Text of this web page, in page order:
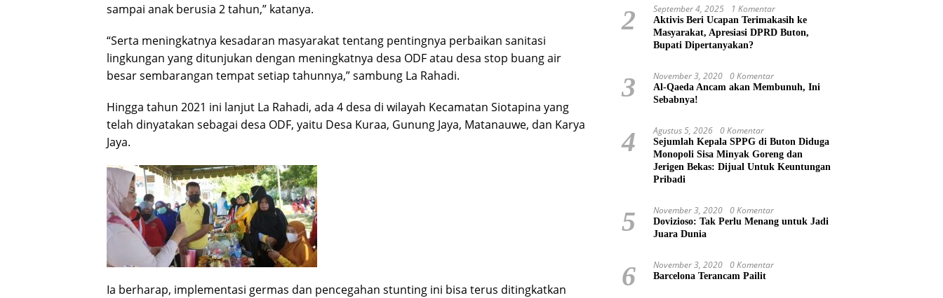
sampai anak berusia 2 tahun,” katanya.
“Serta meningkatnya kesadaran masyarakat tentang pentingnya perbaikan sanitasi
lingkungan yang ditunjukan dengan meningkatnya desa ODF atau desa stop buang air
besar sembarangan tempat setiap tahunnya,” sambung La Rahadi.
Hingga tahun 2021 ini lanjut La Rahadi, ada 4 desa di wilayah Kecamatan Siotapina yang
telah dinyatakan sebagai desa ODF, yaitu Desa Kuraa, Gunung Jaya, Matanauwe, dan Karya
Jaya.
Ia berharap, implementasi germas dan pencegahan stunting ini bisa terus ditingkatkan
2 September 4, 2025 1 Komentar
Aktivis Beri Ucapan Terimakasih ke
Masyarakat, Apresiasi DPRD Buton,
Bupati Dipertanyakan?
3 November 3, 2020 0 Komentar
Al-Qaeda Ancam akan Membunuh, Ini
Sebabnya!
4 Agustus 5, 2026 0 Komentar
Sejumlah Kepala SPPG di Buton Diduga
Monopoli Sisa Minyak Goreng dan
Jerigen Bekas: Dijual Untuk Keuntungan
Pribadi
5 November 3, 2020 0 Komentar
Dovizioso: Tak Perlu Menang untuk Jadi
Juara Dunia
6 November 3, 2020 0 Komentar
Barcelona Terancam Pailit